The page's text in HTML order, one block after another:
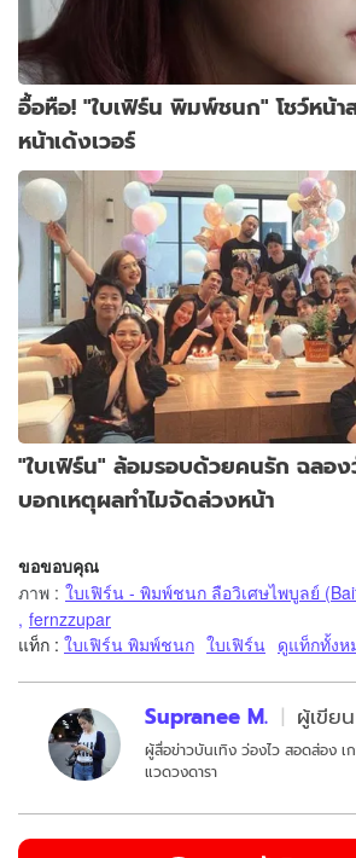
อื้อหือ! "ใบเฟิร์น พิมพ์ชนก" โชว์หน้
หน้าเด้งเวอร์
"ใบเฟิร์น" ล้อมรอบด้วยคนรัก ฉลอ
บอกเหตุผลทำไมจัดล่วงหน้า
ขอขอบคุณ
ภาพ : ใบเฟิร์น - พิมพ์ชนก ลือวิเศษไพบูลย์
, fernzzupar
แท็ก : ใบเฟิร์น พิมพ์ชนก ใบเฟิร์น ดูแท็กทั้งห
Supranee M. ผู้เขียน
ผู้สื่อข่าวบันเทิง ว่องไว สอดส่อง เ
แวดวงดารา